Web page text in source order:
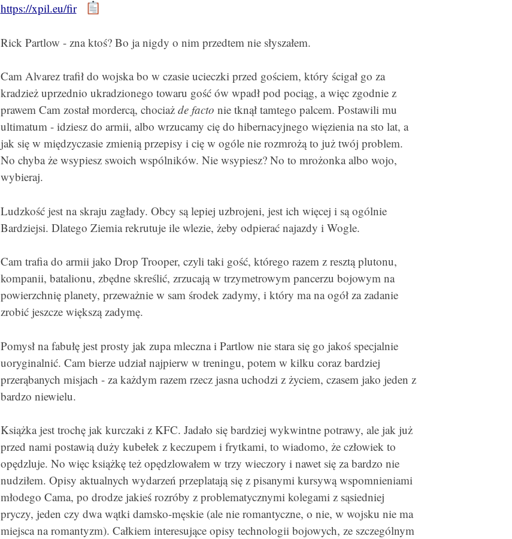
https://xpil.eu/fir
Rick Partlow - zna ktoś? Bo ja nigdy o nim przedtem nie słyszałem.
Cam Alvarez trafił do wojska bo w czasie ucieczki przed gościem, który ścigał go za
kradzież uprzednio ukradzionego towaru gość ów wpadł pod pociąg, a więc zgodnie z
prawem Cam został mordercą, chociaż de facto nie tknął tamtego palcem. Postawili mu
ultimatum - idziesz do armii, albo wrzucamy cię do hibernacyjnego więzienia na sto lat, a
jak się w międzyczasie zmienią przepisy i cię w ogóle nie rozmrożą to już twój problem.
No chyba że wsypiesz swoich wspólników. Nie wsypiesz? No to mrożonka albo wojo,
wybieraj.
Ludzkość jest na skraju zagłady. Obcy są lepiej uzbrojeni, jest ich więcej i są ogólnie
Bardziejsi. Dlatego Ziemia rekrutuje ile wlezie, żeby odpierać najazdy i Wogle.
Cam trafia do armii jako Drop Trooper, czyli taki gość, którego razem z resztą plutonu,
kompanii, batalionu, zbędne skreślić, zrzucają w trzymetrowym pancerzu bojowym na
powierzchnię planety, przeważnie w sam środek zadymy, i który ma na ogół za zadanie
zrobić jeszcze większą zadymę.
Pomysł na fabułę jest prosty jak zupa mleczna i Partlow nie stara się go jakoś specjalnie
uoryginalnić. Cam bierze udział najpierw w treningu, potem w kilku coraz bardziej
przerąbanych misjach - za każdym razem rzecz jasna uchodzi z życiem, czasem jako jeden z
bardzo niewielu.
Książka jest trochę jak kurczaki z KFC. Jadało się bardziej wykwintne potrawy, ale jak już
przed nami postawią duży kubełek z keczupem i frytkami, to wiadomo, że człowiek to
opędzluje. No więc książkę też opędzlowałem w trzy wieczory i nawet się za bardzo nie
nudziłem. Opisy aktualnych wydarzeń przeplatają się z pisanymi kursywą wspomnieniami
młodego Cama, po drodze jakieś rozróby z problematycznymi kolegami z sąsiedniej
pryczy, jeden czy dwa wątki damsko-męskie (ale nie romantyczne, o nie, w wojsku nie ma
miejsca na romantyzm). Całkiem interesujące opisy technologii bojowych, ze szczególnym